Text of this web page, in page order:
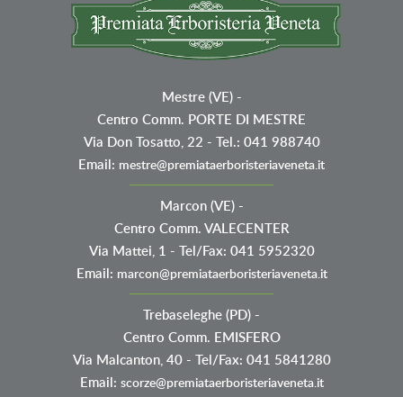
Mestre (VE)-
Centro Comm. PORTE DI MESTRE
Via Don Tosatto, 22 - Tel.: 041 988740
Email: mestre@premiataerboristeriaveneta.it
Marcon (VE)-
Centro Comm. VALECENTER
Via Mattei, 1 - Tel/Fax: 041 5952320
Email: marcon@premiataerboristeriaveneta.it
Trebaseleghe (PD) -
Centro Comm. EMISFERO
Via Malcanton, 40 - Tel/Fax: 041 5841280
Email: scorze@premiataerboristeriaveneta.it